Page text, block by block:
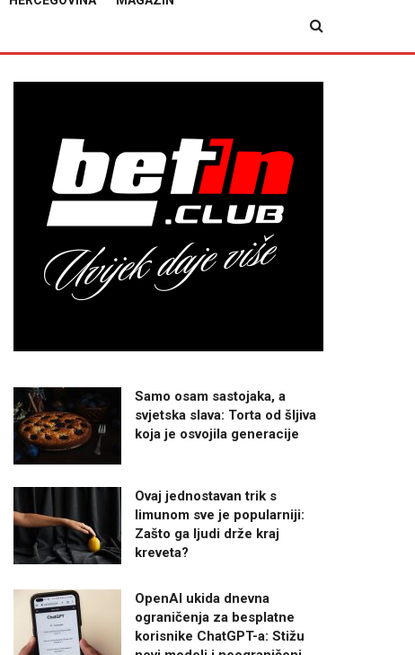
Samo osam sastojaka, a
svjetska slava: Torta od šljiva
koja je osvojila generacije
Ovaj jednostavan trik s
limunom sve je popularniji:
Zašto ga ljudi drže kraj
kreveta?
OpenAI ukida dnevna
ograničenja za besplatne
korisnike ChatGPT-a: Stižu